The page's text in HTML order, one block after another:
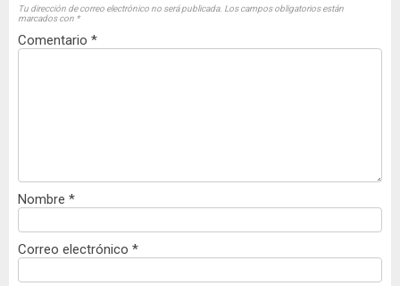
Tu dirección de correo electrónico no será publicada. Los campos obligatorios están
marcados con *
Comentario *
Nombre *
Correo electrónico *